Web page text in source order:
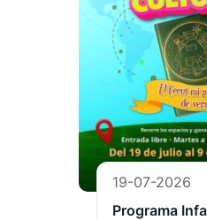
19-07-2026
Programa